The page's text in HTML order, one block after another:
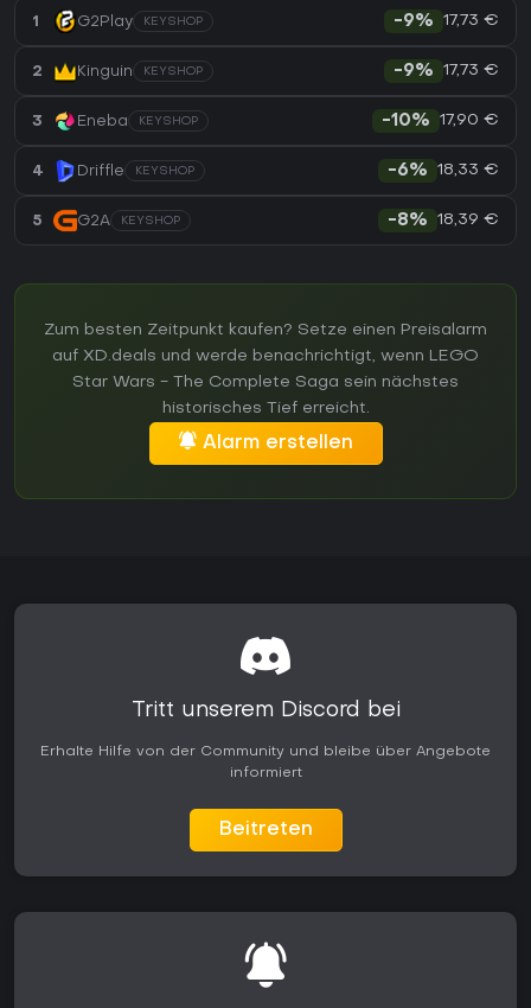
1 G2Play KEYSHOP -9% 17,73 €
2 Kinguin KEYSHOP -9% 17,73 €
3 Eneba KEYSHOP -10% 17,90 €
4 Driffle KEYSHOP -6% 18,33 €
5 G2A KEYSHOP -8% 18,39 €
Zum besten Zeitpunkt kaufen? Setze einen Preisalarm
auf XD.deals und werde benachrichtigt, wenn LEGO
Star Wars - The Complete Saga sein nächstes
historisches Tief erreicht.
Alarm erstellen
Tritt unserem Discord bei
Erhalte Hilfe von der Community und bleibe über Angebote
informiert
Beitreten